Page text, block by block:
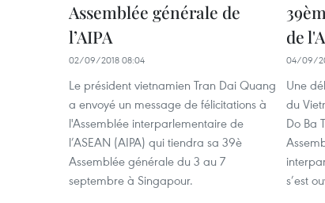
Assemblée générale de
l’AIPA
02/09/2018 08:04
Le président vietnamien Tran Dai Quang
a envoyé un message de félicitations à
l'Assemblée interparlementaire de
l’ASEAN (AIPA) qui tiendra sa 39è
Assemblée générale du 3 au 7
septembre à Singapour.
de
04/09/
Une
du
Do Ba
s’est